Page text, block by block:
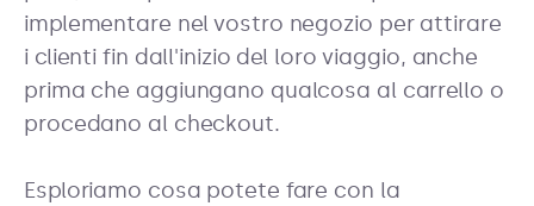
implementare nel vostro negozio per attirare
i clienti fin dall'inizio del loro viaggio, anche
prima che aggiungano qualcosa al carrello o
procedano al checkout.
Esploriamo cosa potete fare con la